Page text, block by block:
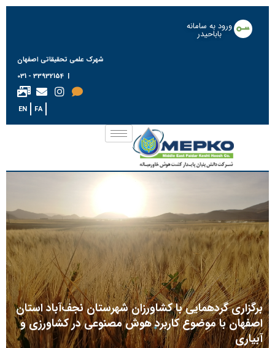
ورود به سامانه
باباحیدر
شهرک علمی تحقیقاتی اصفهان
| 33932154 - 031
FA
EN
برگزاری گردهمایی با کشاورزان شهرستان نجف‌آباد استان
اصفهان با موضوع کاربرد هوش مصنوعی در کشاورزی و
آبیاری